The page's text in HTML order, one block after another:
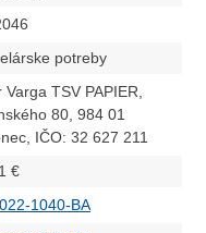
potreby
Varga TSV PAPIER,
80, 984 01
IČO: 32 627 211
€
1040-BA